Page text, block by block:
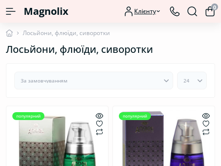
Magnolix Клієнту 0
Лосьйони, флюїди, сиворотки
Лосьйони, флюїди, сиворотки
популярний популярний